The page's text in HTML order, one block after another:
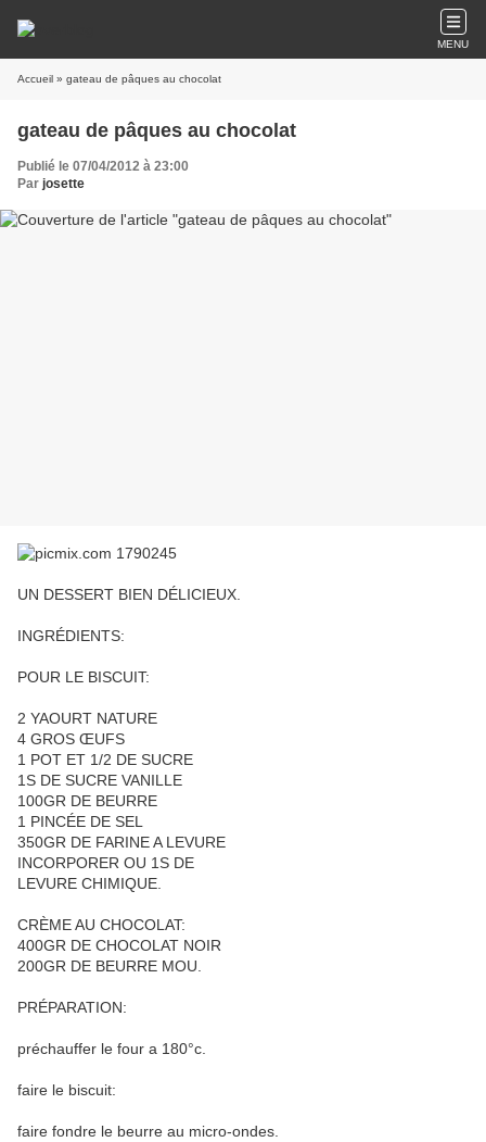
MENU
Accueil » gateau de pâques au chocolat
gateau de pâques au chocolat
Publié le 07/04/2012 à 23:00
Par josette
UN DESSERT BIEN DÉLICIEUX.
INGRÉDIENTS:
POUR LE BISCUIT:
2 YAOURT NATURE
4 GROS ŒUFS
1 POT ET 1/2 DE SUCRE
1S DE SUCRE VANILLE
100GR DE BEURRE
1 PINCÉE DE SEL
350GR DE FARINE A LEVURE
INCORPORER OU 1S DE
LEVURE CHIMIQUE.
CRÈME AU CHOCOLAT:
400GR DE CHOCOLAT NOIR
200GR DE BEURRE MOU.
PRÉPARATION:
préchauffer le four a 180°c.
faire le biscuit:
faire fondre le beurre au micro-ondes.